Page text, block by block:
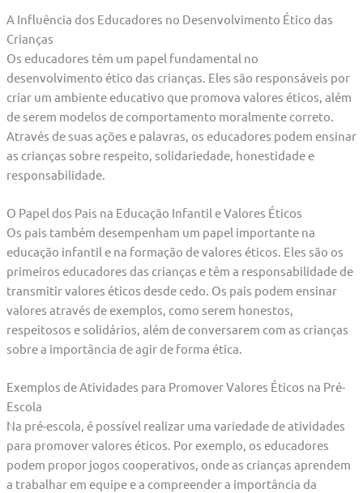
A Influência dos Educadores no Desenvolvimento Ético das
Crianças
Os educadores têm um papel fundamental no
desenvolvimento ético das crianças. Eles são responsáveis por
criar um ambiente educativo que promova valores éticos, além
de serem modelos de comportamento moralmente correto.
Através de suas ações e palavras, os educadores podem ensinar
as crianças sobre respeito, solidariedade, honestidade e
responsabilidade.
O Papel dos Pais na Educação Infantil e Valores Éticos
Os pais também desempenham um papel importante na
educação infantil e na formação de valores éticos. Eles são os
primeiros educadores das crianças e têm a responsabilidade de
transmitir valores éticos desde cedo. Os pais podem ensinar
valores através de exemplos, como serem honestos,
respeitosos e solidários, além de conversarem com as crianças
sobre a importância de agir de forma ética.
Exemplos de Atividades para Promover Valores Éticos na Pré-
Escola
Na pré-escola, é possível realizar uma variedade de atividades
para promover valores éticos. Por exemplo, os educadores
podem propor jogos cooperativos, onde as crianças aprendem
a trabalhar em equipe e a compreender a importância da